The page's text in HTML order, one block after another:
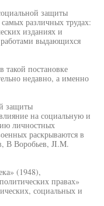
защиты
различных трудах:
изданиях и
выдающихся
такой постановке
недавно, а именно
защиты
на социальную и
личностных
раскрываются в
В Воробьев, JI.M.
(1948),
правах»
социальных и